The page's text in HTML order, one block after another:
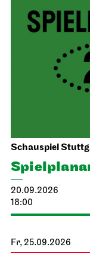
Schauspiel
20.09.2026
18:00
Fr, 25.09.2026